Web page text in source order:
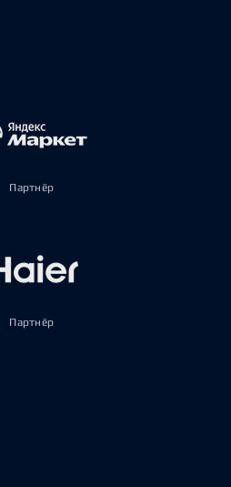
Партнёр
Партнёр